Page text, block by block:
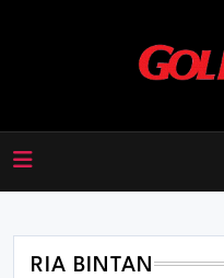
RIA BINTAN